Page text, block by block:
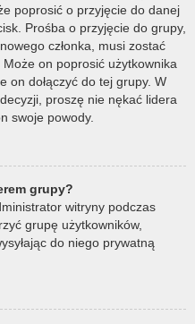
poprosić o przyjęcie do danej
Prośba o przyjęcie do grupy,
członka, musi zostać
on poprosić użytkownika
on dołączyć do tej grupy. W
proszę nie nękać lidera
swoje powody.
grupy?
witryny podczas
grupę użytkowników,
do niego prywatną